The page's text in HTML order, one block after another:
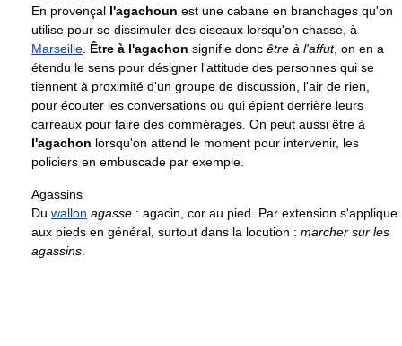
En provençal l'agachoun est une cabane en branchages qu'on
utilise pour se dissimuler des oiseaux lorsqu'on chasse, à
Marseille Être à l'agachon signifie donc être à l'affut, on en a
étendu le sens pour désigner l'attitude des personnes qui se
tiennent à proximité d'un groupe de discussion, l'air de rien,
pour écouter les conversations ou qui épient derrière leurs
carreaux pour faire des commérages. On peut aussi être à
l'agachon lorsqu'on attend le moment pour intervenir, les
policiers en embuscade par exemple.
Agassins
Du wallon agasse : agacin, cor au pied. Par extension s'applique
aux pieds en général, surtout dans la locution : marcher sur les
agassins